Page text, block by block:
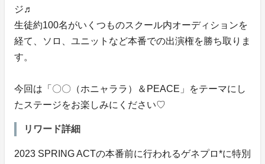
ジ♬
生徒約100名がいくつものスクール内オーディションを
経て、ソロ、ユニットなど本番での出演権を勝ち取りま
す。
今回は「〇〇（ホニャララ）＆PEACE」をテーマにし
たステージをお楽しみにください♡
リワード詳細
2023 SPRING ACTの本番前に行われるゲネプロ*に特別